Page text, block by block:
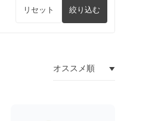
リセット 絞り込む